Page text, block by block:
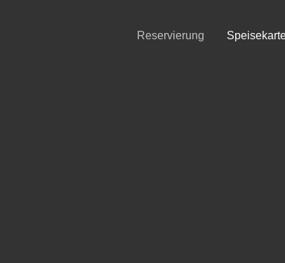
Reservierung